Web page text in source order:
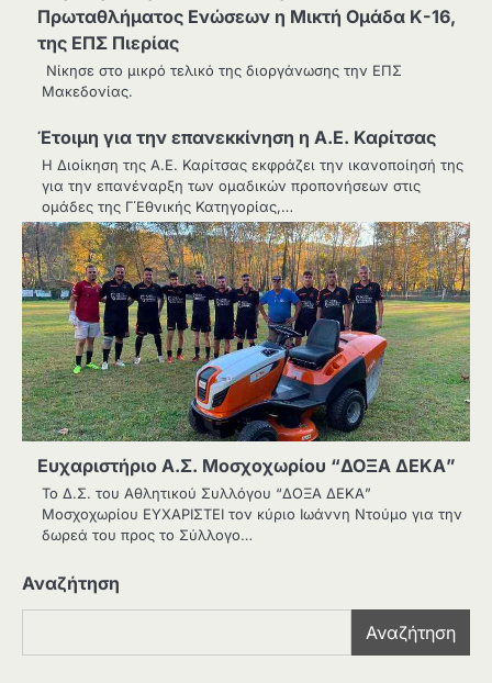
Πρωταθλήματος Ενώσεων η Μικτή Ομάδα Κ-16,
της ΕΠΣ Πιερίας
Νίκησε στο μικρό τελικό της διοργάνωσης την ΕΠΣ
Μακεδονίας.
Έτοιμη για την επανεκκίνηση η Α.Ε. Καρίτσας
H Διοίκηση της Α.Ε. Καρίτσας εκφράζει την ικανοποίησή της
για την επανέναρξη των ομαδικών προπονήσεων στις
ομάδες της Γ΄Εθνικής Κατηγορίας,…
Ευχαριστήριο Α.Σ. Μοσχοχωρίου “ΔΟΞΑ ΔΕΚΑ”
Το Δ.Σ. του Αθλητικού Συλλόγου “ΔΟΞΑ ΔΕΚΑ”
Μοσχοχωρίου ΕΥΧΑΡΙΣΤΕΙ τον κύριο Ιωάννη Ντούμο για την
δωρεά του προς το Σύλλογο…
Αναζήτηση
Αναζήτηση